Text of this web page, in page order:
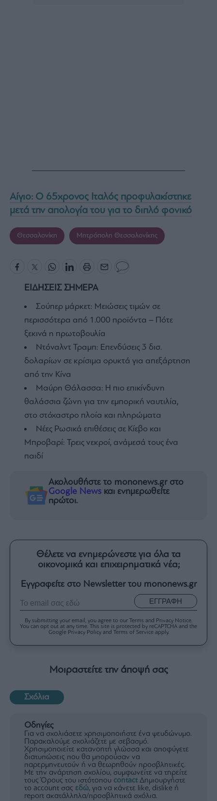
Αίγιο: Ο 65χρονος Ιταλός προφυλακίστηκε
μετά την απολογία του για το διπλό φονικό
Θεσσαλονίκη Μητρόπολη Θεσσαλονίκης
ΕΙΔΗΣΕΙΣ ΣΗΜΕΡΑ
Σούπερ μάρκετ: Μειώσεις τιμών σε
περισσότερα από 1.000 προϊόντα – Πότε
ξεκινά η πρωτοβουλία
Ντόναλντ Τραμπ: Επενδύσεις 3 δισ.
δολαρίων σε κρίσιμα ορυκτά για απεξάρτηση
από την Κίνα
Μαύρη Θάλασσα: Η πιο επικίνδυνη
θαλάσσια ζώνη για την εμπορική ναυτιλία,
στο στόχαστρο πλοία και πληρώματα
Νέες Ρωσικά επιθέσεις σε Κίεβο και
Μπροβαρί: Τρεις νεκροί, ανάμεσά τους ένα
παιδί
Ακολουθήστε το mononews.gr στο
Google News και ενημερωθείτε
πρώτοι.
Θέλετε να ενημερώνεστε για όλα τα
οικονομικά και επιχειρηματικά νέα;
Εγγραφείτε στο Newsletter του mononews.gr
ΕΓΓΡΑΦΗ
By submitting your email, you agree to our Terms and Privacy Notice.
You can opt out at any time. This site is protected by reCAPTCHA and the
Google Privacy Policy and Terms of Service apply.
Μοιραστείτε την άποψή σας
Σχόλια
Οδηγίες
Για να σχολιάσετε χρησιμοποιήστε ένα ψευδώνυμο.
Παρακαλούμε σχολιάζετε με σεβασμό.
Χρησιμοποιείτε κατανοητή γλώσσα και αποφύγετε
διατυπώσεις που θα μπορούσαν να
παρερμηνευτούν ή να θεωρηθούν προσβλητικές.
Με την ανάρτηση σχολίου, συμφωνείτε να τηρείτε
τους Όρους του ιστότοπου contactΔημιουργήστε
το account σας εδώ, για να κάνετε like, dislike ή
report ακατάλληλα/προσβλητικά σχόλια.